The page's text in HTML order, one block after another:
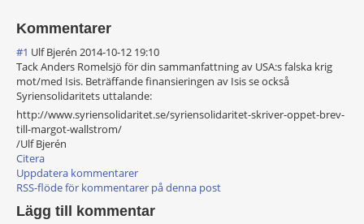
Kommentarer
#1 Ulf Bjerén 2014-10-12 19:10
Tack Anders Romelsjö för din sammanfattning av USA:s falska krig
mot/med Isis. Beträffande finansieringen av Isis se också
Syriensolidaritets uttalande:
http://www.syriensolidaritet.se/syriensolidaritet-skriver-oppet-brev-
till-margot-wallstrom/
/Ulf Bjerén
Citera
Uppdatera kommentarer
RSS-flöde för kommentarer på denna post
Lägg till kommentar